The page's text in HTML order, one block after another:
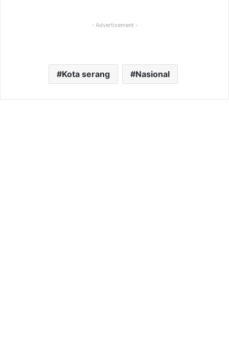
- Advertisement -
Kota serang Nasional